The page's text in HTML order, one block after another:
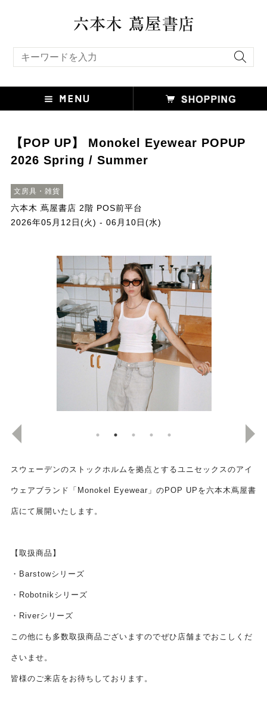
【POP UP】 Monokel Eyewear POPUP
2026 Spring / Summer
文房具・雑貨
六本木 蔦屋書店 2階 POS前平台
2026年05月12日(火) - 06月10日(水)
スウェーデンのストックホルムを拠点とするユニセックスのアイ
ウェアブランド「Monokel Eyewear」のPOP UPを六本木蔦屋書
店にて展開いたします。
【取扱商品】
・Barstowシリーズ
・Robotnikシリーズ
・Riverシリーズ
この他にも多数取扱商品ございますのでぜひ店舗までおこしくだ
さいませ。
皆様のご来店をお待ちしております。